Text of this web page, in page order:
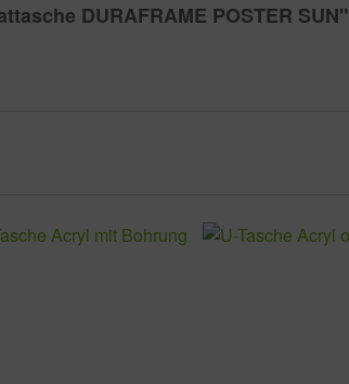
DURAFRAME POSTER SUN"